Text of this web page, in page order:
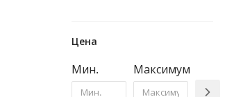
Цена
Мин. Максимум